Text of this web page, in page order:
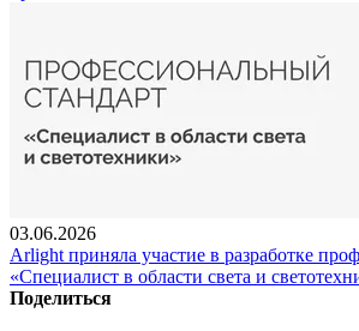
03.06.2026
Arlight приняла участие в разработке
«Специалист в области света и
Поделиться